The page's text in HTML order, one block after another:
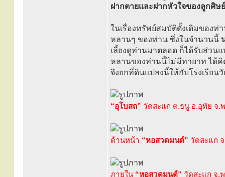
ฝากตายและฝากหัวใจของลูกศิษ
ในเรื่องทรัพย์สมบัติดั้งเดิมของท่
หลานๆ ของท่าน ซึ่งในจำนวนนี้
เลี้ยงดูท่านมาตลอด ก็ได้รับส่วน
หลานของท่านนี้ไม่มีทายาท ได้คิ
จึงยกที่ดินแปลงนี้ให้กับโรงเรีย
“อุโบสถ” วัดสะแก ต.ธนู อ.อุทัย จ.
ด้านหน้า “หอสวดมนต์” วัดสะแก
ภายใน “หอสวดมนต์” วัดสะแก จ.